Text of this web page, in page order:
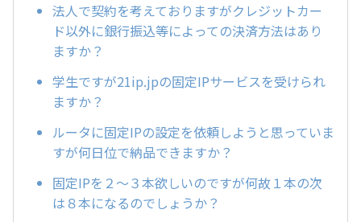
法人で契約を考えておりますがクレジットカー
ド以外に銀行振込等によっての決済方法はあり
ますか？
学生ですが21ip.jpの固定IPサービスを受けられ
ますか？
ルータに固定IPの設定を依頼しようと思っていま
すが何日位で納品できますか？
固定IPを２～３本欲しいのですが何故１本の次
は８本になるのでしょうか？